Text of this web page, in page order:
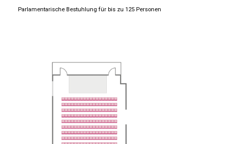
Parlamentarische Bestuhlung für bis zu 125 Personen